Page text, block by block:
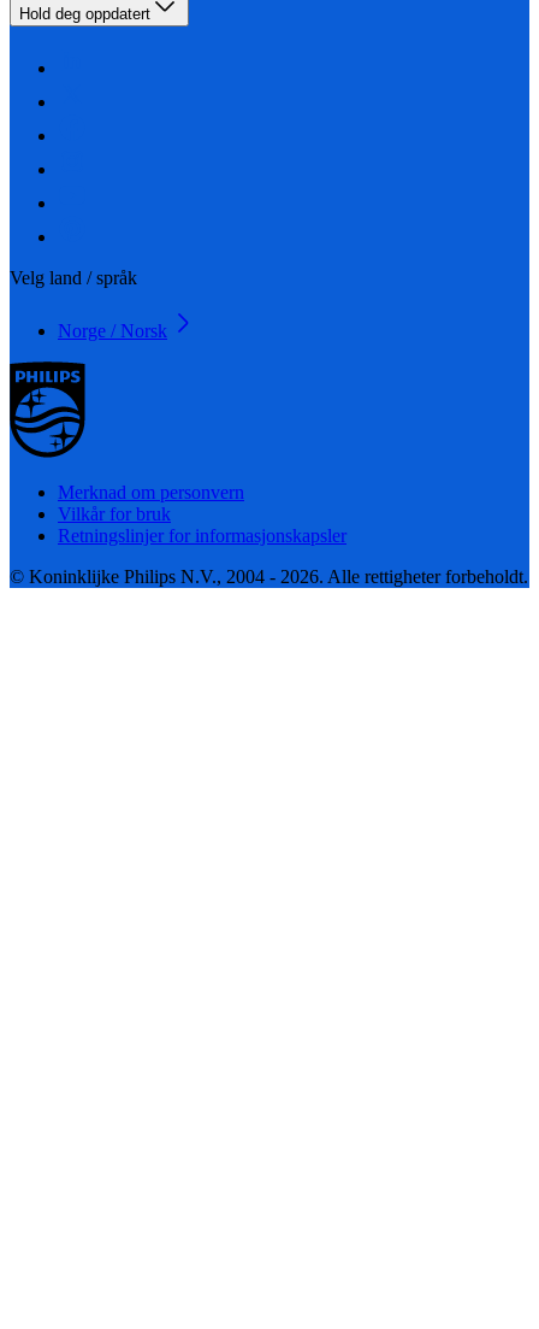
Hold deg oppdatert
Velg land / språk
Norge / Norsk
Merknad om personvern
Vilkår for bruk
Retningslinjer for informasjonskapsler
© Koninklijke Philips N.V., 2004 - 2026. Alle rettigheter forbeholdt.